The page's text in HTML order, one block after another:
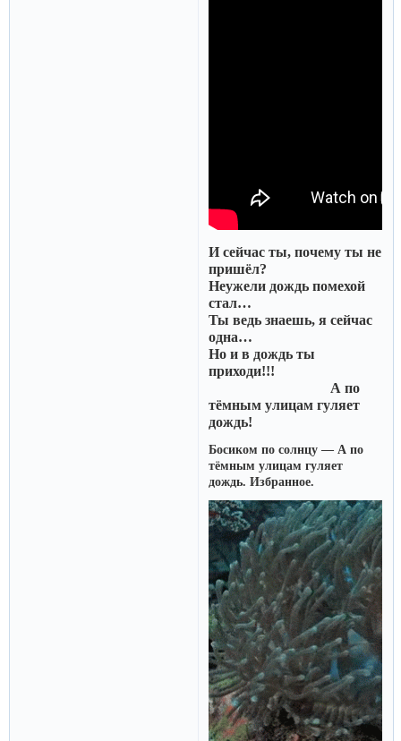
И сейчас ты, почему ты не
пришёл?
Неужели дождь помехой
стал…
Ты ведь знаешь, я сейчас
одна…
Но и в дождь ты
приходи!!!
А по
тёмным улицам гуляет
дождь!
Босиком по солнцу — А по
тёмным улицам гуляет
дождь. Избранное.